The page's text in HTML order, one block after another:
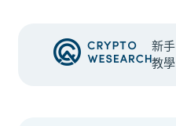
新手
教學